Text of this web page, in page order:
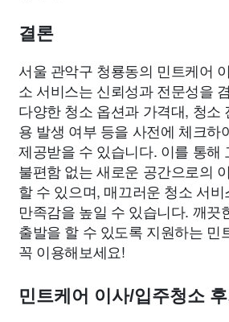
결론
서울 관악구 청룡동의 민트케어
소 서비스는 신뢰성과 전문성을
다양한 청소 옵션과 가격대, 청소
용 발생 여부 등을 사전에 체크하
제공받을 수 있습니다. 이를 통해
불편함 없는 새로운 공간으로의
할 수 있으며, 매끄러운 청소 서
만족감을 높일 수 있습니다. 깨끗
출발을 할 수 있도록 지원하는 민
꼭 이용해보세요!
민트케어 이사/입주청소 후